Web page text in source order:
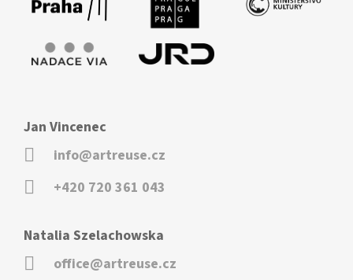
Jan Vincenec
info@artreuse.cz
+420 720 361 043
Natalia Szelachowska
office@artreuse.cz